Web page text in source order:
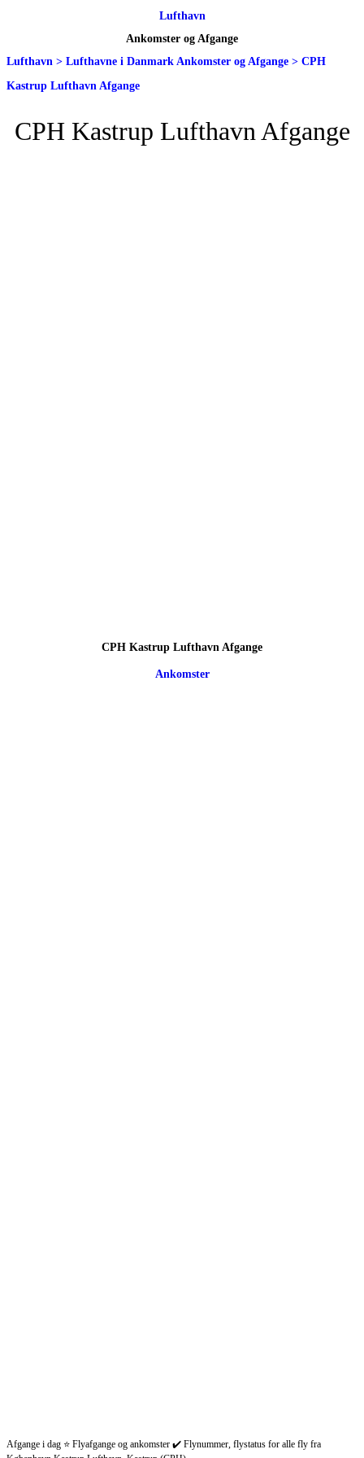
Lufthavn
Ankomster og Afgange
Lufthavn > Lufthavne i Danmark Ankomster og Afgange > CPH
Kastrup Lufthavn Afgange
CPH Kastrup Lufthavn Afgange
CPH Kastrup Lufthavn Afgange
Ankomster
Afgange i dag ⭐ Flyafgange og ankomster ✔️ Flynummer, flystatus for alle fly fra